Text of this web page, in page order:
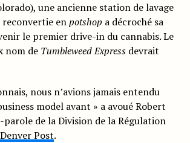
une ancienne station de lavage
reconvertie enpotshop a décroché sa
le premier drive-in du cannabis. Le
nom de Tumbleweed Expressdevrait
nous n’avions jamais entendu
model avant » a avoué Robert
de la Division de la Régulation
Post.